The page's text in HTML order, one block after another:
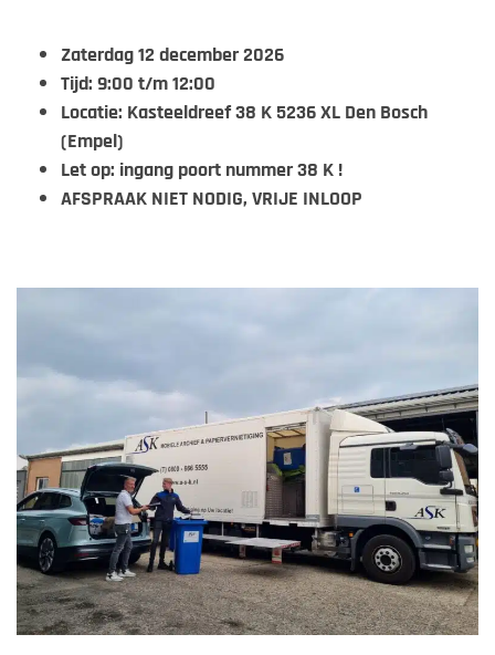
Zaterdag 12 december 2026
Tijd: 9:00 t/m 12:00
Locatie: Kasteeldreef 38 K 5236 XL Den Bosch
(Empel)
Let op: ingang poort nummer 38 K !
AFSPRAAK NIET NODIG, VRIJE INLOOP